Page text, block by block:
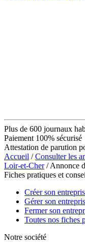
Plus de 600 journaux
Paiement 100% sécurisé
Attestation de parution
Accueil /Consulter les
Loir-et-Cher/ Annonce
Fiches pratiques et
Créer son
Gérer son
Fermer son
Toutes nos fiches
Notre société